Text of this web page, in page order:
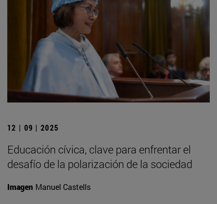
12 | 09 | 2025
Educación cívica, clave para enfrentar el
desafío de la polarización de la sociedad
Imagen Manuel Castells